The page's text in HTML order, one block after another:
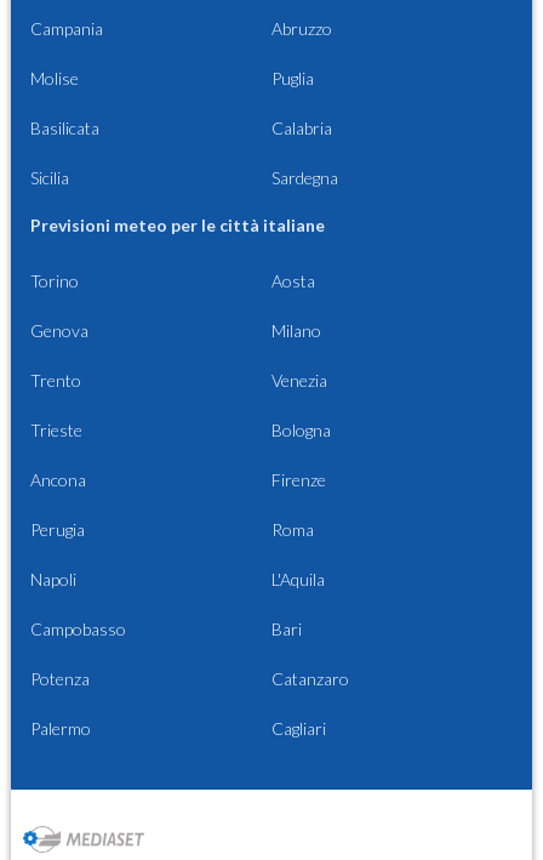
Campania Abruzzo
Molise Puglia
Basilicata Calabria
Sicilia Sardegna
Previsioni meteo per le città italiane
Torino Aosta
Genova Milano
Trento Venezia
Trieste Bologna
Ancona Firenze
Perugia Roma
Napoli L'Aquila
Campobasso Bari
Potenza Catanzaro
Palermo Cagliari